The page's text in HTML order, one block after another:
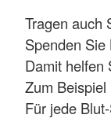
Tragen auch
Spenden Sie
Damit helfen
Zum
Für jede